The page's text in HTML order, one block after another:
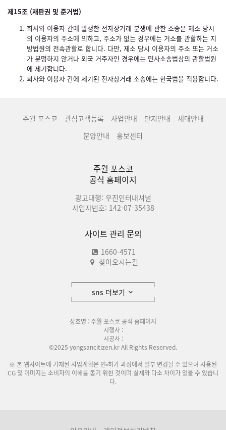
제15조 (재판권 및 준거법)
회사와 이용자 간에 발생한 전자상거래 분쟁에 관한 소송은 제소 당시
의 이용자의 주소에 의하고, 주소가 없는 경우에는 거소를 관할하는 지
방법원의 전속관할로 합니다. 다만, 제소 당시 이용자의 주소 또는 거소
가 분명하지 않거나 외국 거주자인 경우에는 민사소송법상의 관할법원
에 제기합니다.
회사와 이용자 간에 제기된 전자상거래 소송에는 한국법을 적용합니다.
주월 포스코 관심고객등록 사업안내 단지안내
세대안내
분양안내
홍보센터
주월 포스코
공식 홈페이지
광고대행: 우진인터내셔널
사업자번호: 142-07-35438
사이트 관리 문의
1660-4571
찾아오시는길
sns 더보기
상호명 : 주월 포스코 공식 홈페이지
시행사 :
시공사 :
©2025 yongsancitizen.kr All Rights Reserved.
※ 본 웹사이트에 기재된 사업계획은 인•허가 과정에서 일부 변경될 수 있으며 사용된
CG 및 이미지는 소비자의 이해를 돕기 위한 것이며 실제와 다소 차이가 있을 수 있습니
다.